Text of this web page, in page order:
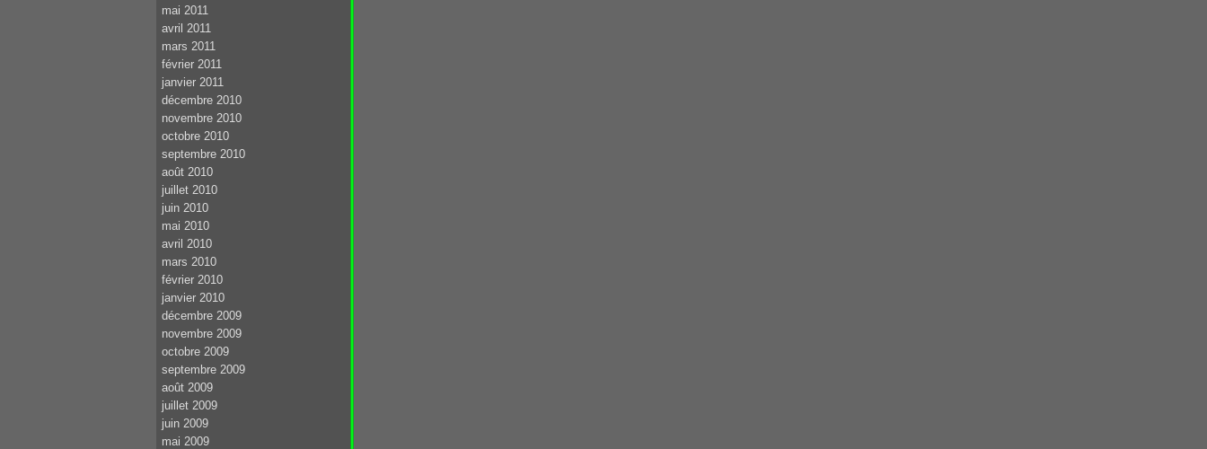
mai 2011
avril 2011
mars 2011
février 2011
janvier 2011
décembre 2010
novembre 2010
octobre 2010
septembre 2010
août 2010
juillet 2010
juin 2010
mai 2010
avril 2010
mars 2010
février 2010
janvier 2010
décembre 2009
novembre 2009
octobre 2009
septembre 2009
août 2009
juillet 2009
juin 2009
mai 2009